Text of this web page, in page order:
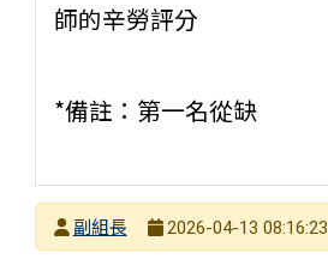
師的辛勞評分
*備註：第一名從缺
發布者
副組長
2026-04-13 08:16:23